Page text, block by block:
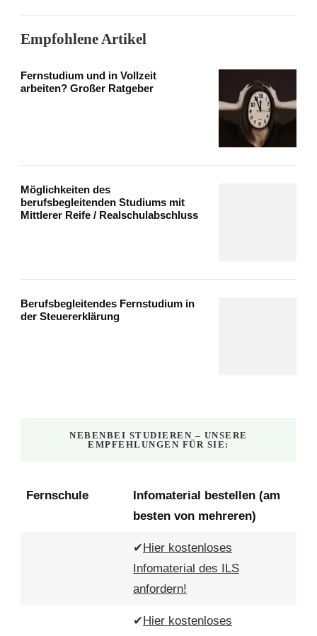
Empfohlene Artikel
Fernstudium und in Vollzeit
arbeiten? Großer Ratgeber
Möglichkeiten des
berufsbegleitenden Studiums mit
Mittlerer Reife / Realschulabschluss
Berufsbegleitendes Fernstudium in
der Steuererklärung
NEBENBEI STUDIEREN – UNSERE
EMPFEHLUNGEN FÜR SIE:
Fernschule
Infomaterial bestellen (am
besten von mehreren)
✔Hier kostenloses
Infomaterial des ILS
anfordern!
✔Hier kostenloses